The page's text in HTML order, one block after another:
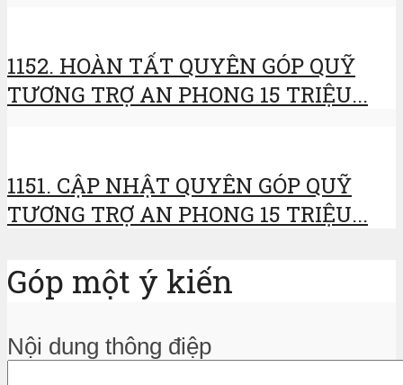
1152. HOÀN TẤT QUYÊN GÓP QUỸ
TƯƠNG TRỢ AN PHONG 15 TRIỆU...
1151. CẬP NHẬT QUYÊN GÓP QUỸ
TƯƠNG TRỢ AN PHONG 15 TRIỆU...
Góp một ý kiến
Nội dung thông điệp